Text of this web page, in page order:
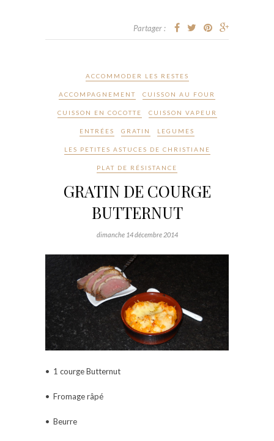
Partager :
ACCOMMODER LES RESTES
ACCOMPAGNEMENT CUISSON AU FOUR
CUISSON EN COCOTTE CUISSON VAPEUR
ENTRÉES GRATIN LEGUMES
LES PETITES ASTUCES DE CHRISTIANE
PLAT DE RÉSISTANCE
GRATIN DE COURGE
BUTTERNUT
dimanche 14 décembre 2014
• 1 courge Butternut
• Fromage râpé
• Beurre